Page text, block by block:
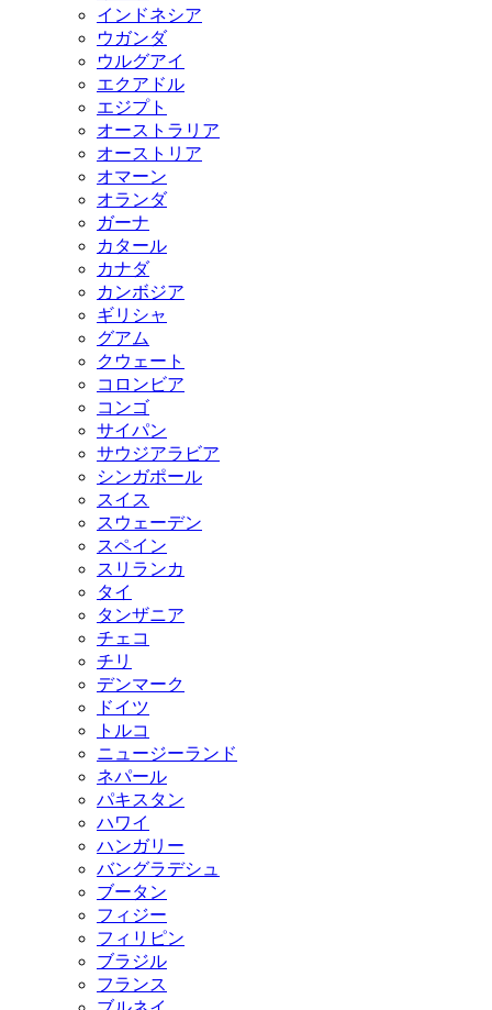
インドネシア
ウガンダ
ウルグアイ
エクアドル
エジプト
オーストラリア
オーストリア
オマーン
オランダ
ガーナ
カタール
カナダ
カンボジア
ギリシャ
グアム
クウェート
コロンビア
コンゴ
サイパン
サウジアラビア
シンガポール
スイス
スウェーデン
スペイン
スリランカ
タイ
タンザニア
チェコ
チリ
デンマーク
ドイツ
トルコ
ニュージーランド
ネパール
パキスタン
ハワイ
ハンガリー
バングラデシュ
ブータン
フィジー
フィリピン
ブラジル
フランス